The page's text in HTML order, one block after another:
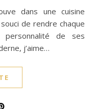
de rendre chaque
de ses
j’aime…